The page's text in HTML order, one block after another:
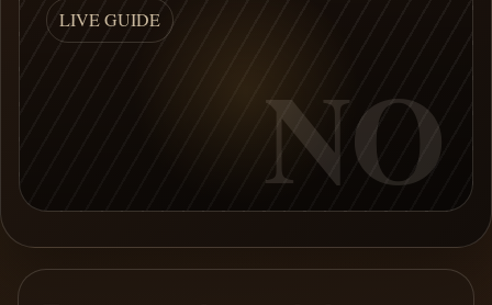
LIVE GUIDE
NO